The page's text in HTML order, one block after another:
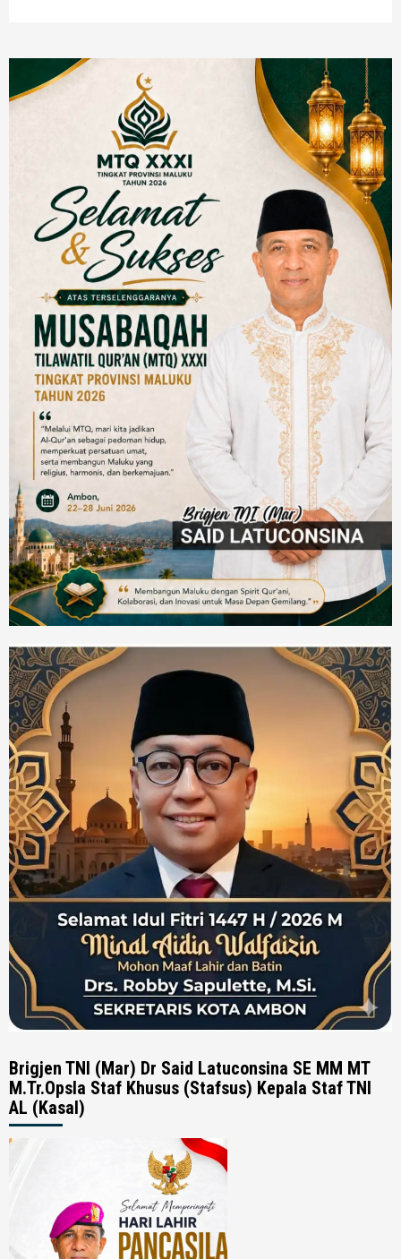
Brigjen TNI (Mar) Dr Said Latuconsina SE MM MT
M.Tr.Opsla Staf Khusus (Stafsus) Kepala Staf TNI
AL (Kasal)